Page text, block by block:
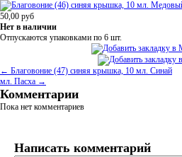
50,00 руб
Нет в наличии
Отпускаются упаковками по 6 шт.
← Благовоние (47) синяя крышка, 10 мл. Синай
мл. Пасха →
Комментарии
Пока нет комментариев
Написать комментарий